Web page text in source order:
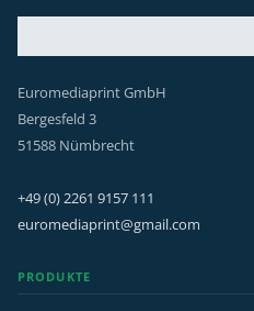
Euromediaprint GmbH
Bergesfeld 3
51588 Nümbrecht
+49 (0) 2261 9157 111
euromediaprint@gmail.com
PRODUKTE